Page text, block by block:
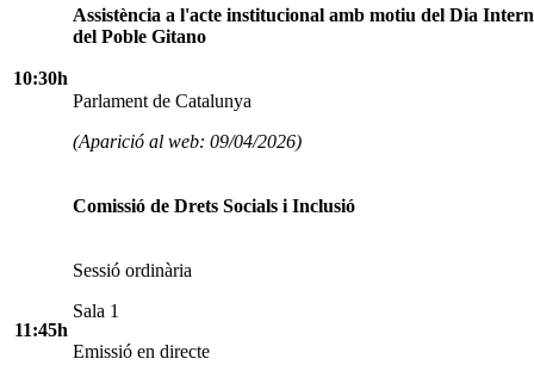
10:30h
Assistència a l'acte institucional amb motiu del Dia
del Poble Gitano
Parlament de Catalunya
(Aparició al web: 09/04/2026)
11:45h
Comissió de Drets Socials i Inclusió
Sessió ordinària
Sala 1
Emissió en directe